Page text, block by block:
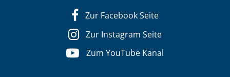
Zur Facebook Seite
Zur Instagram Seite
Zum YouTube Kanal